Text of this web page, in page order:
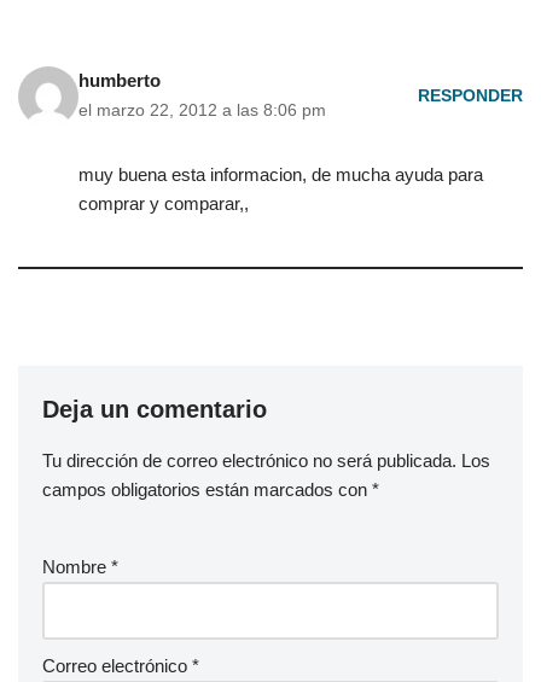
humberto
el marzo 22, 2012 a las 8:06 pm
RESPONDER
muy buena esta informacion, de mucha ayuda para
comprar y comparar,,
Deja un comentario
Tu dirección de correo electrónico no será publicada. Los
campos obligatorios están marcados con *
Nombre *
Correo electrónico *